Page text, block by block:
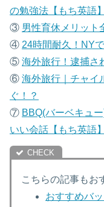
の勉強法【もち英語】
③ 男性育休メリット
④ 24時間耐久！NY
⑤ 海外旅行！逮捕さ
⑥ 海外旅行｜チャイ
ぐ！？
⑦ BBQ(バーベキュ
いい会話【もち英語】
こちらの記事もお
おすすめバ